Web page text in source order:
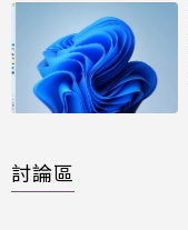
討論區